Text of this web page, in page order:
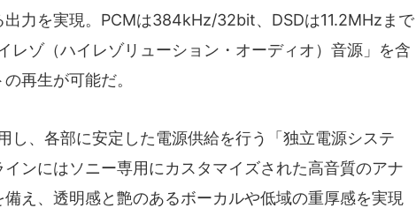
力を実現。PCMは384kHz/32bit、DSDは11.2MHzまで
レゾ（ハイレゾリューション・オーディオ）音源」を含
再生が可能だ。
し、各部に安定した電源供給を行う「独立電源システ
ンにはソニー専用にカスタマイズされた高音質のアナ
え、透明感と艶のあるボーカルや低域の重厚感を実現